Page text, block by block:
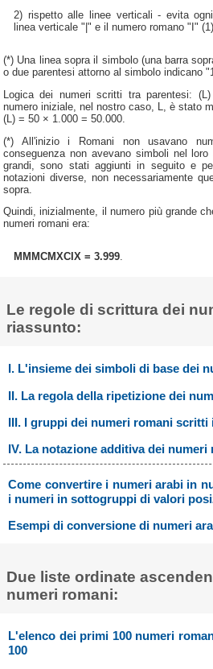
2) rispetto alle linee verticali - evita
linea verticale "|" e il numero romano "I"
(*) Una linea sopra il simbolo (una barra
o due parentesi attorno al simbolo indicano
Logica dei numeri scritti tra parentesi:
numero iniziale, nel nostro caso, L, è stato
(L) = 50 × 1.000 = 50.000.
(*) All'inizio i Romani non usavano
conseguenza non avevano simboli nel
grandi, sono stati aggiunti in seguito e
notazioni diverse, non necessariamente
sopra.
Quindi, inizialmente, il numero più grande
numeri romani era:
MMMCMXCIX = 3.999.
Le regole di scrittura dei
riassunto:
I. L'insieme dei simboli di base dei
II. La regola della ripetizione dei
III. I gruppi dei numeri romani
IV. La notazione additiva dei numeri
Come convertire i numeri arabi in
i numeri in sottogruppi di valori
Esempi di conversione di numeri
Due liste ordinate
numeri romani:
L'elenco dei primi 100 numeri
100